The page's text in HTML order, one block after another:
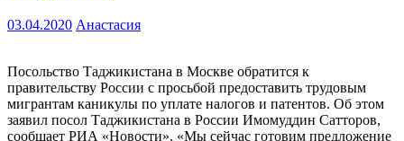
03.04.2020 Анастасия
Посольство Таджикистана в Москве обратится к
правительству России с просьбой предоставить трудовым
мигрантам каникулы по уплате налогов и патентов. Об этом
заявил посол Таджикистана в России Имомуддин Сатторов,
сообщает РИА «Новости». «Мы сейчас готовим предложение